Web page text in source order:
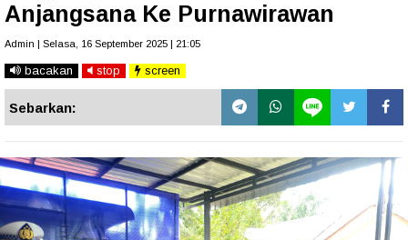
Anjangsana Ke Purnawirawan
Admin | Selasa, 16 September 2025 | 21:05
bacakan stop screen
Sebarkan: